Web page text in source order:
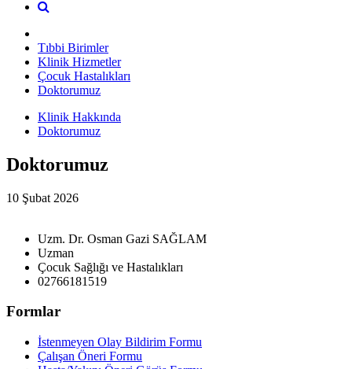
Tıbbi Birimler
Klinik Hizmetler
Çocuk Hastalıkları
Doktorumuz
Klinik Hakkında
Doktorumuz
Doktorumuz
10 Şubat 2026
Uzm. Dr. Osman Gazi SAĞLAM
Uzman
Çocuk Sağlığı ve Hastalıkları
02766181519
Formlar
İstenmeyen Olay Bildirim Formu
Çalışan Öneri Formu